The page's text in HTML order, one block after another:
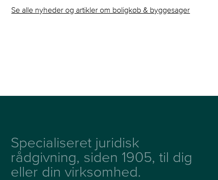
Se alle nyheder og artikler om boligkøb & byggesager
Specialiseret juridisk
rådgivning, siden 1905, til dig
eller din virksomhed.